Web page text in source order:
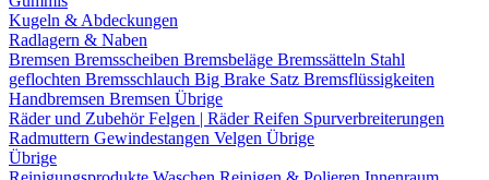
Kugeln & Abdeckungen
Radlagern & Naben
Bremsen Bremsscheiben Bremsbeläge Bremssätteln Stahl
geflochten Bremsschlauch Big Brake Satz Bremsflüssigkeiten
Handbremsen Bremsen Übrige
Räder und ZubehörFelgen | RäderReifen Spurverbreiterungen
Radmuttern Gewindestangen Velgen Übrige
Übrige